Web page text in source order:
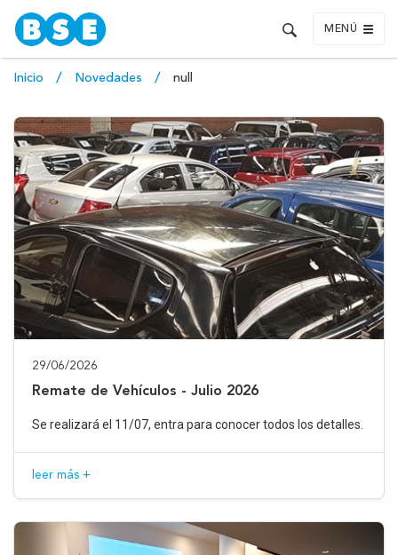
MENÚ
Inicio Novedades null
29/06/2026
Remate de Vehículos - Julio 2026
Se realizará el 11/07, entra para conocer todos los detalles.
leer más +